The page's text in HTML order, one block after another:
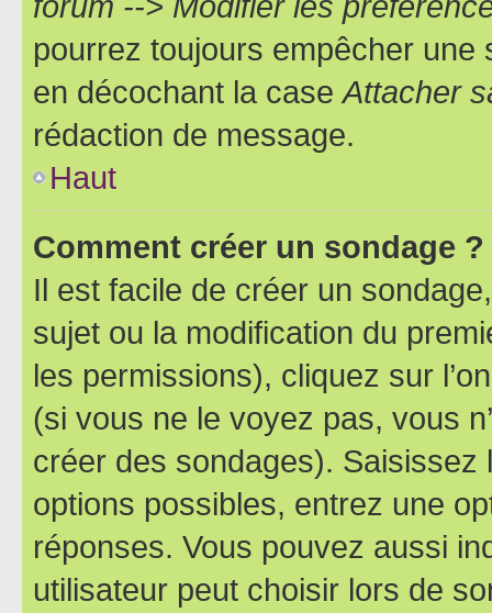
pourrez toujours empêcher une
en décochant la caseAttacher
rédaction de message.
Haut
Comment créer un sondage ?
Il est facile de créer un
sujet ou la modification du
les permissions), cliquez sur
(si vous ne le voyez pas, vous
créer des sondages).
options possibles, entrez une
réponses. Vous pouvez aussi
utilisateur peut choisir lors de